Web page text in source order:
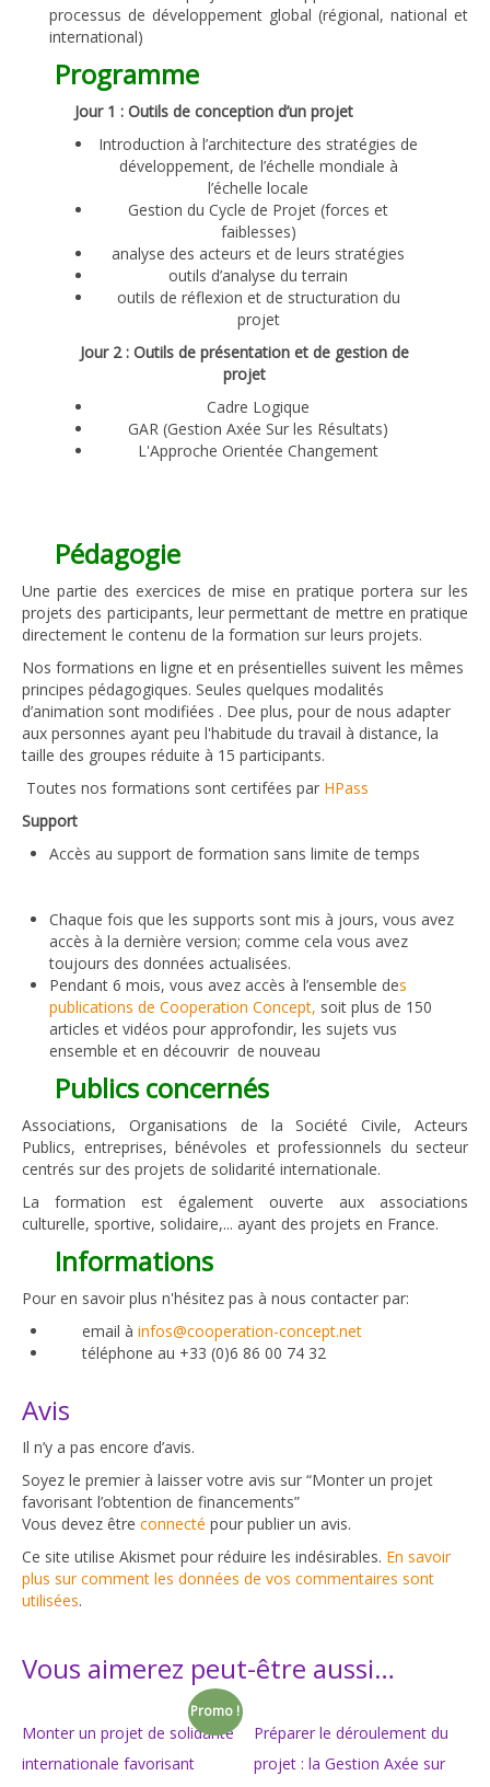
processus de développement global (régional, national et
international)
Programme
Jour 1 : Outils de conception d’un projet
Introduction à l’architecture des stratégies de
développement, de l’échelle mondiale à
l’échelle locale
Gestion du Cycle de Projet (forces et
faiblesses)
analyse des acteurs et de leurs stratégies
outils d’analyse du terrain
outils de réflexion et de structuration du
projet
Jour 2 : Outils de présentation et de gestion de
projet
Cadre Logique
GAR (Gestion Axée Sur les Résultats)
L'Approche Orientée Changement
Pédagogie
Une partie des exercices de mise en pratique portera sur les
projets des participants, leur permettant de mettre en pratique
directement le contenu de la formation sur leurs projets.
Nos formations en ligne et en présentielles suivent les mêmes
principes pédagogiques. Seules quelques modalités
d’animation sont modifiées . Dee plus, pour de nous adapter
aux personnes ayant peu l'habitude du travail à distance, la
taille des groupes réduite à 15 participants.
Toutes nos formations sont certifées par HPass
Support
Accès au support de formation sans limite de temps
Chaque fois que les supports sont mis à jours, vous avez
accès à la dernière version; comme cela vous avez
toujours des données actualisées.
Pendant 6 mois, vous avez accès à l’ensemble des
publications de Cooperation Concept, soit plus de 150
articles et vidéos pour approfondir, les sujets vus
ensemble et en découvrir de nouveau
Publics concernés
Associations, Organisations de la Société Civile, Acteurs
Publics, entreprises, bénévoles et professionnels du secteur
centrés sur des projets de solidarité internationale.
La formation est également ouverte aux associations
culturelle, sportive, solidaire,... ayant des projets en France.
Informations
Pour en savoir plus n'hésitez pas à nous contacter par:
email à infos@cooperation-concept.net
téléphone au +33 (0)6 86 00 74 32
Avis
Il n’y a pas encore d’avis.
Soyez le premier à laisser votre avis sur “Monter un projet
favorisant l’obtention de financements”
Vous devez être connecté pour publier un avis.
Ce site utilise Akismet pour réduire les indésirables. En savoir
plus sur comment les données de vos commentaires sont
utilisées.
Vous aimerez peut-être aussi…
Promo !
Monter un projet de solidarité
internationale favorisant
Préparer le déroulement du
projet : la Gestion Axée sur